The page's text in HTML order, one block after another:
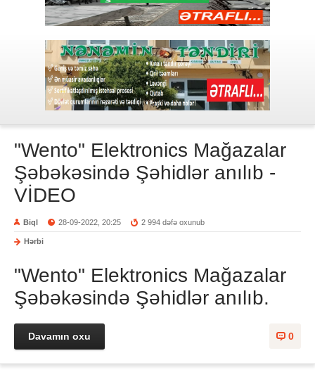
"Wento" Elektronics Mağazalar
Şəbəkəsində Şəhidlər anılıb -
VİDEO
Biql 28-09-2022, 20:25 2 994 dəfə oxunub
Hərbi
"Wento" Elektronics Mağazalar
Şəbəkəsində Şəhidlər anılıb.
0
Davamın oxu